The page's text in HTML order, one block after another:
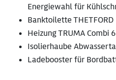
Energiewahl für
Banktoilette THETFORD
Heizung TRUMA Combi 6
Isolierhaube
Ladebooster für